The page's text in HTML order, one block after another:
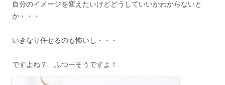
自分のイメージを変えたいけどどうしていいかわからないと
か・・・
いきなり任せるのも怖いし・・・
ですよね？ ふつーそうですよ！